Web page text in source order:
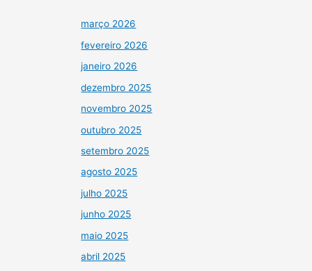
março 2026
fevereiro 2026
janeiro 2026
dezembro 2025
novembro 2025
outubro 2025
setembro 2025
agosto 2025
julho 2025
junho 2025
maio 2025
abril 2025